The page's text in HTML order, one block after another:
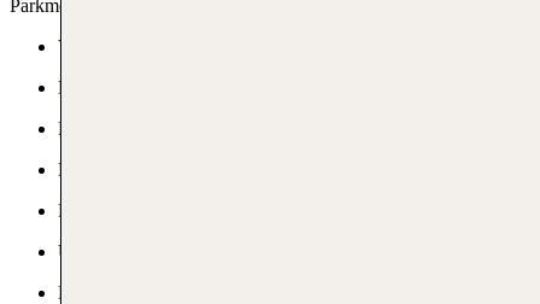
Parkmöglichkeiten.
Video überwacht
Barrierefreies Parken
Reservierung
Kostenloses begrenztes Parken
Parkhäuser
Überdachtes Parken
Business Parking